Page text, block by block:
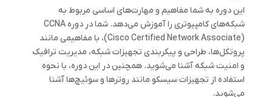
این دوره به شما مفاهیم و مهارت‌های اساسی مربوط به
شبکه‌های کامپیوتری را آموزش می‌دهد. شما در دوره CCNA
(Cisco Certified Network Associate)، با مفاهیمی مانند
پروتکل‌ها، طراحی و پیکربندی تجهیزات شبکه، مدیریت ترافیک
و امنیت شبکه آشنا می‌شوید. همچنین در این دوره، با نحوه
استفاده از تجهیزات سیسکو مانند روترها و سوئیچ‌ها آشنا
می‌شوید.